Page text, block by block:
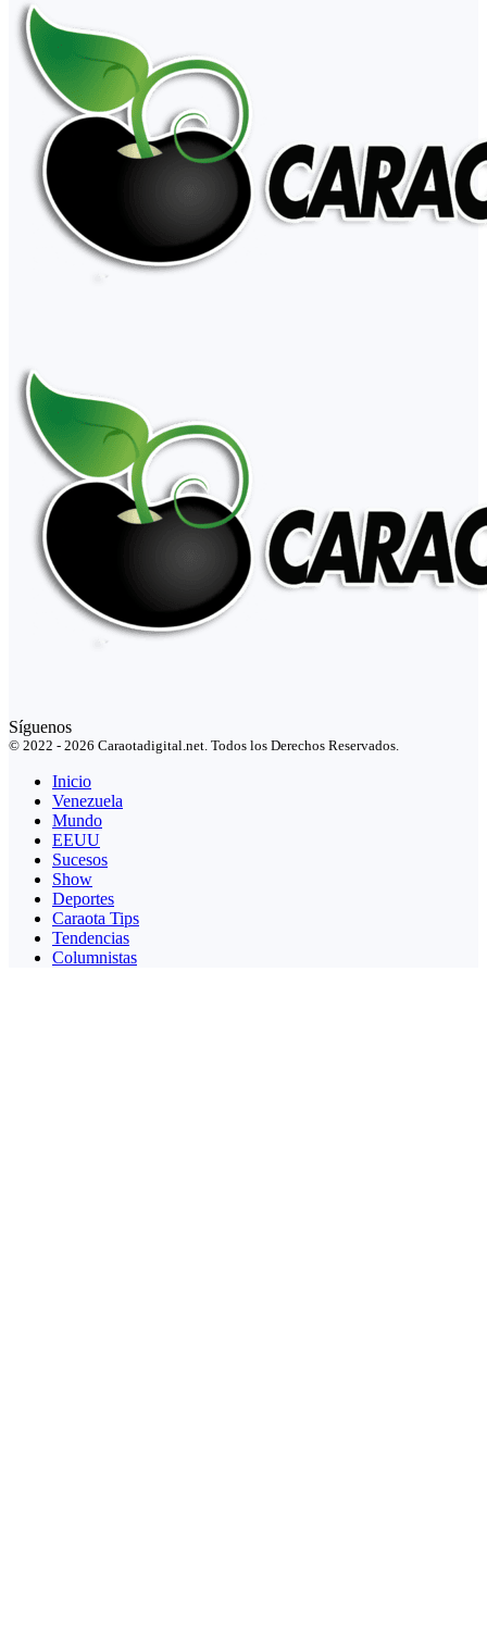
Síguenos
© 2022 - 2026 Caraotadigital.net. Todos los Derechos Reservados.
Inicio
Venezuela
Mundo
EEUU
Sucesos
Show
Deportes
Caraota Tips
Tendencias
Columnistas